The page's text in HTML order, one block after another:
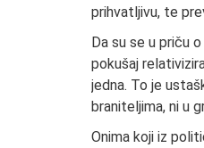
prihvatljivu, te
Da su se u priču
pokušaj
jedna. To je
braniteljima, ni u
Onima koji iz